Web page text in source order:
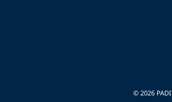
© 2026 PADI